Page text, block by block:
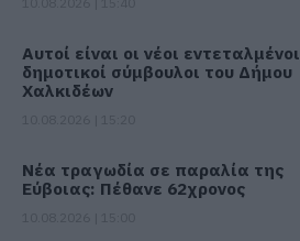
Αυτοί είναι οι νέοι εντεταλμένοι
δημοτικοί σύμβουλοι του Δήμου
Χαλκιδέων
Νέα τραγωδία σε παραλία της
Εύβοιας: Πέθανε 62χρονος